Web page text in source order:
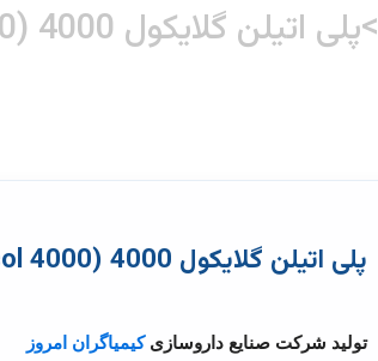
>پلی اتیلن گلایکول 4000 (10 گرم)
پلی اتیلن گلایکول 4000 (Polyethylene Glycol 4000)
تولید شرکت صنایع داروسازیکیمیاگران امروز